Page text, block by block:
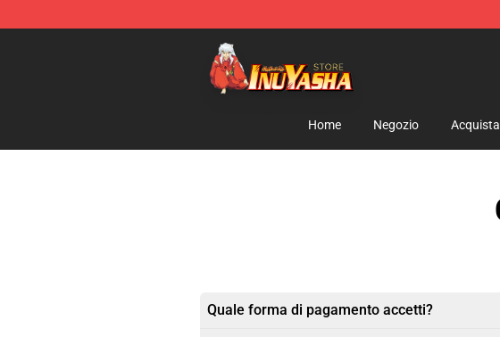
Inuyasha Store - Official Inuyasha Merchandise Shop
Home Negozio
Quale forma di pagamento accetti?